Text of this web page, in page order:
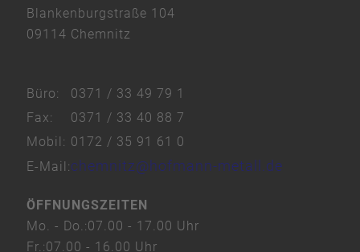
Blankenburgstraße 104
09114 Chemnitz
Büro:
0371 / 33 49 79 1
Fax:
0371 / 33 40 88 7
Mobil: 0172 / 35 91 61 0
E-Mail:chemnitz@hofmann-metall.de
ÖFFNUNGSZEITEN
Mo. - Do.:07.00 - 17.00 Uhr
Fr.:07.00 - 16.00 Uhr